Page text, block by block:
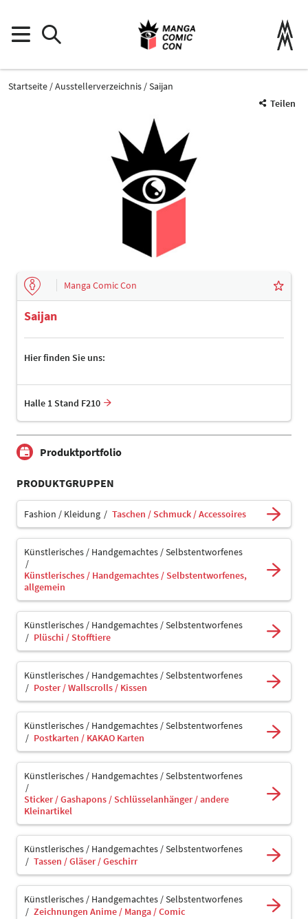
Startseite Ausstellerverzeichnis
Saijan
Teilen
Manga Comic Con
Saijan
Hier finden Sie uns:
Halle 1 Stand F210
Produktportfolio
PRODUKTGRUPPEN
Fashion / Kleidung Taschen / Schmuck / Accessoires
Künstlerisches / Handgemachtes / Selbstentworfenes
Künstlerisches / Handgemachtes / Selbstentworfenes,
allgemein
Künstlerisches / Handgemachtes / Selbstentworfenes
Plüschi / Stofftiere
Künstlerisches / Handgemachtes / Selbstentworfenes
Poster / Wallscrolls / Kissen
Künstlerisches / Handgemachtes / Selbstentworfenes
Postkarten / KAKAO Karten
Künstlerisches / Handgemachtes / Selbstentworfenes
Sticker / Gashapons / Schlüsselanhänger / andere
Kleinartikel
Künstlerisches / Handgemachtes / Selbstentworfenes
Tassen / Gläser / Geschirr
Künstlerisches / Handgemachtes / Selbstentworfenes
Zeichnungen Anime / Manga / Comic